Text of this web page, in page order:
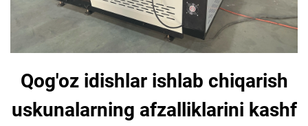
Qog'oz idishlar ishlab chiqarish
uskunalarning afzalliklarini kashf